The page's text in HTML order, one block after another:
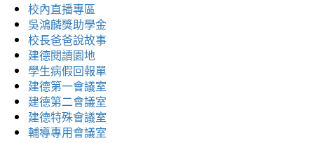
校內直播專區
吳鴻麟獎助學金
校長爸爸說故事
建德閱讀園地
學生病假回報單
建德第一會議室
建德第二會議室
建德特殊會議室
輔導專用會議室